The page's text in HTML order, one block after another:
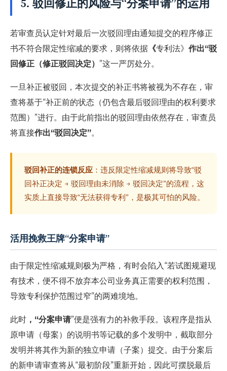
5. 驳回修正的风险与“分案申请”的运用
若审查员认定针对最后一次驳回理由通知提交的程序修正
书不符合限定性缩减的要求，则将依据 《专利法》 作出“驳
回修正（修正驳回决定） ”这一严厉处分。
一旦补正被驳回，本次提交的补正书将被视为不存在，审
查将基于“补正前的状态（仍包含最后驳回理由的权利要求
范围）”进行。由于此前指出的驳回理由依然存在，审查员
将直接作出“驳回决定”。
驳回补正的连锁反应 ：违反限定性缩减规则将导致“驳
回补正决定 → 驳回理由未消除 → 驳回决定”的流程，这
实质上直接导致“无法获得专利”，是极其可怕的风险。
活用挽救王牌“分案申请”
由于限定性缩减规则极为严格，有时会陷入“若试图规避现
有技术，便不得不放弃本公司业务真正需要的权利范围，
导致专利保护范围过窄”的两难境地。
此时 ，“分案申请”便是强有力的补救手段。该程序是指从
原申请（母案）的说明书等记载的多个发明中，截取部分
发明并将其作为新的独立申请（子案）提交。由于分案后
的新申请审查将从“最初阶段”重新开始，因此可摆脱最后